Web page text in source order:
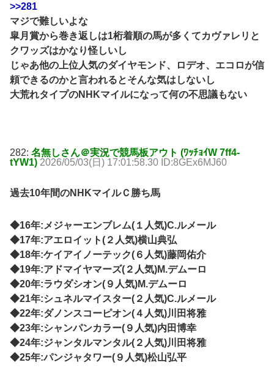
>>281
マジで難しいよな
皐月賞から巻き返しは1桁着順の馬が多くてカヴァレリと
クワッズはかなり怪しいし
じゃあ他の上位人気のダイヤモンド、ロデオ、エコロが信
頼できるのかと言われるとそんな気はしないし
大荒れタイプのNHKマイルになって何の不思議もない
282: 名無しさん＠実況で競馬板アウト (ﾜｯﾁｮｲW 7ff4-
tYW1) 2026/05/03(日) 17:01:58.30 ID:8GEx6MJ60
過去10年間のNHKマイルＣ勝ち馬
◆16年:メジャーエンブレム(１人気)C.ルメール
◆17年:アエロイット(２人気)横山典弘
◆18年:ケイアイノーテック(６人気)藤岡佑介
◆19年:アドマイヤマーズ(２人気)M.デムーロ
◆20年:ラウダシオン(９人気)M.デムーロ
◆21年:シュネルマイスター(２人気)C.ルメール
◆22年:ダノンスコーピオン(４人気)川田将雅
◆23年:シャンパンカラー(９人気)内田博幸
◆24年:ジャンタルマンタル(２人気)川田将雅
◆25年:パンジャタワー(９人気)松山弘平